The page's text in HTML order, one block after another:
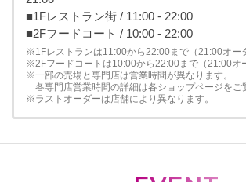
■1Fレストラン街 / 11:00 - 22:00
■2Fフードコート / 10:00 - 22:00
※1Fレストランは11:00から22:00まで（21:00オー
※2Fフードコートは10:00から22:00まで（21:00オ
※一部の売場と専門店は営業時間が異なります。
各専門店営業時間の詳細は各ショップページをご
※ラストオーダーは店舗により異なります。